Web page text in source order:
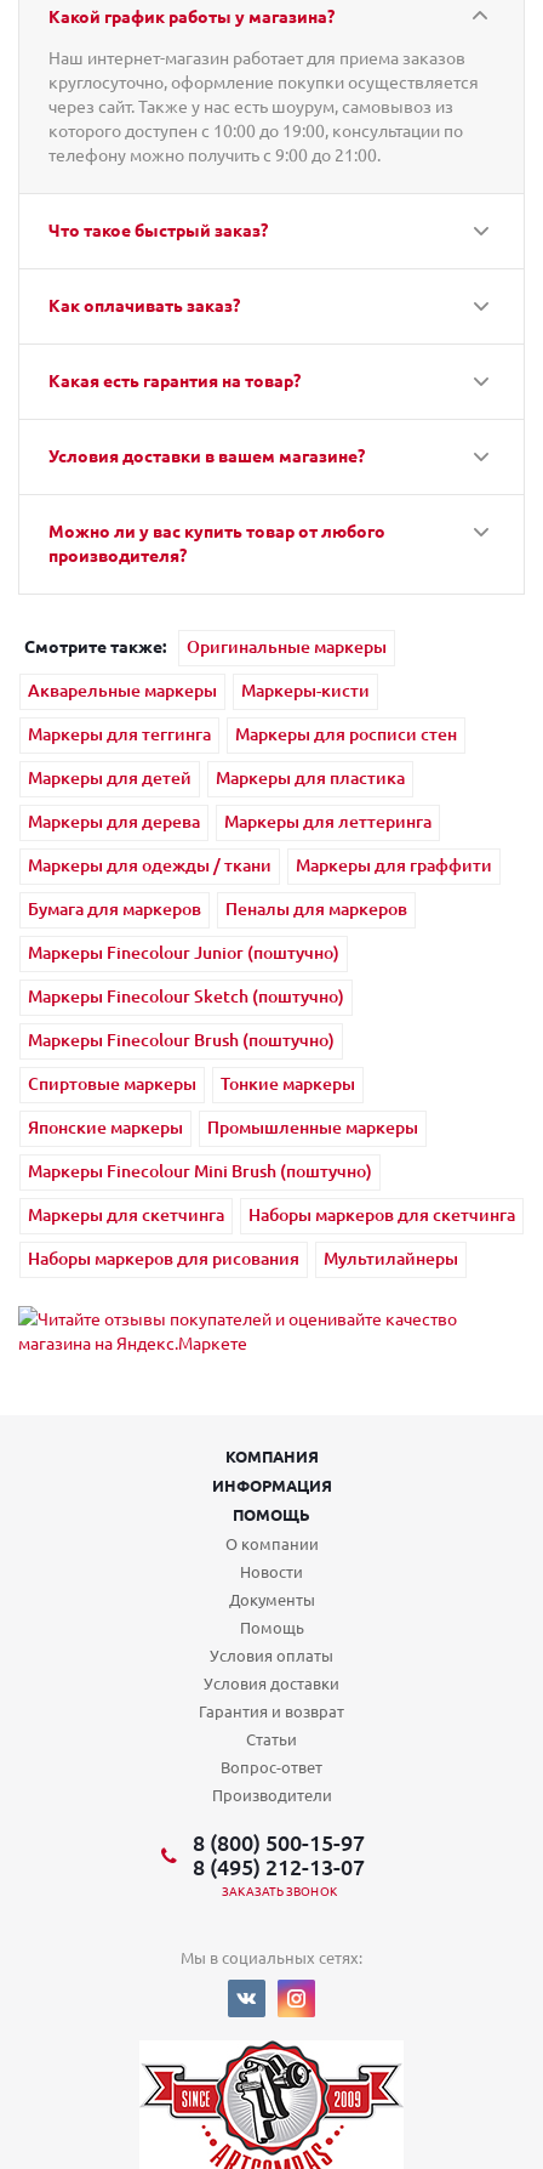
Какой график работы у магазина?
Наш интернет-магазин работает для приема заказов
круглосуточно, оформление покупки осуществляется
через сайт. Также у нас есть шоурум, самовывоз из
которого доступен с 10:00 до 19:00, консультации по
телефону можно получить с 9:00 до 21:00.
Что такое быстрый заказ?
Как оплачивать заказ?
Какая есть гарантия на товар?
Условия доставки в вашем магазине?
Можно ли у вас купить товар от любого
производителя?
Смотрите также:
Оригинальные маркеры
Акварельные маркеры
Маркеры-кисти
Маркеры для теггинга
Маркеры для росписи стен
Маркеры для детей
Маркеры для пластика
Маркеры для дерева
Маркеры для леттеринга
Маркеры для одежды / ткани
Маркеры для граффити
Бумага для маркеров
Пеналы для маркеров
Маркеры Finecolour Junior (поштучно)
Маркеры Finecolour Sketch (поштучно)
Маркеры Finecolour Brush (поштучно)
Спиртовые маркеры
Тонкие маркеры
Японские маркеры
Промышленные маркеры
Маркеры Finecolour Mini Brush (поштучно)
Маркеры для скетчинга
Наборы маркеров для скетчинга
Наборы маркеров для рисования
Мультилайнеры
КОМПАНИЯ
ИНФОРМАЦИЯ
ПОМОЩЬ
О компании
Новости
Документы
Помощь
Условия оплаты
Условия доставки
Гарантия и возврат
Статьи
Вопрос-ответ
Производители
8 (800) 500-15-97
8 (495) 212-13-07
ЗАКАЗАТЬ ЗВОНОК
Мы в социальных сетях: